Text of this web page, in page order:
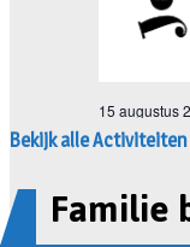
Bekijk alle Activiteiten
Familie